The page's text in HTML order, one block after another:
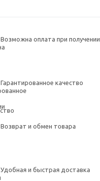
Возможна оплата при получении
Гарантированное качество
Возврат и обмен товара
Удобная и быстрая доставка